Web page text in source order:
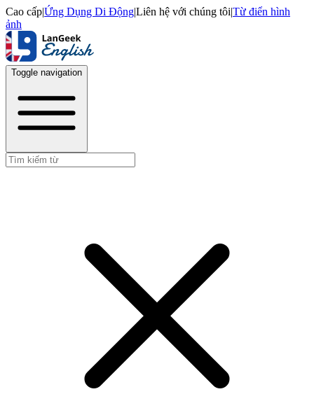
Cao cấp|Ứng Dụng Di Động|Liên hệ với chúng tôi|Từ điển hình
ảnh
Toggle navigation